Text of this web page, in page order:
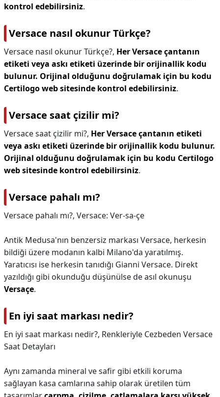
kontrol edebilirsiniz.
Versace nasıl okunur Türkçe?
Versace nasıl okunur Türkçe?, Her Versace çantanın
etiketi veya askı etiketi üzerinde bir orijinallik kodu
bulunur. Orijinal olduğunu doğrulamak için bu kodu
Certilogo web sitesinde kontrol edebilirsiniz.
Versace saat çizilir mi?
Versace saat çizilir mi?, Her Versace çantanın etiketi
veya askı etiketi üzerinde bir orijinallik kodu bulunur.
Orijinal olduğunu doğrulamak için bu kodu Certilogo
web sitesinde kontrol edebilirsiniz.
Versace pahalı mı?
Versace pahalı mı?, Versace: Ver-sa-çe
Antik Medusa'nın benzersiz markası Versace, herkesin
bildiği üzere modanın kalbi Milano'da yaratılmış.
Yaratıcısı ise herkesin tanıdığı Gianni Versace. Direkt
yazıldığı gibi okunduğu düşünülse de asıl okunuşu
Versaçe.
En iyi saat markası nedir?
En iyi saat markası nedir?, Renkleriyle Cezbeden Versace
Saat Detayları
Aynı zamanda mineral ve safir gibi etkili koruma
sağlayan kasa camlarına sahip olarak üretilen tüm